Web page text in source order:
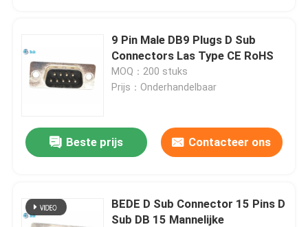
9 Pin Male DB9 Plugs D Sub
Connectors Las Type CE RoHS
MOQ：200 stuks
Prijs：Onderhandelbaar
Beste prijs Contacteer ons
BEDE D Sub Connector 15 Pins D
Sub DB 15 Mannelijke